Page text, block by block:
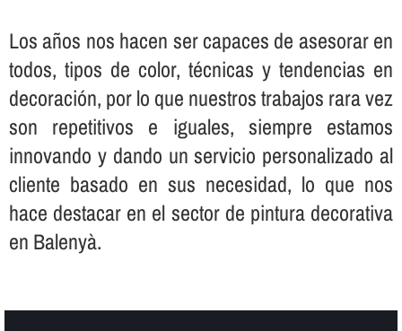
Los años nos hacen ser capaces de asesorar en
todos, tipos de color, técnicas y tendencias en
decoración, por lo que nuestros trabajos rara vez
son repetitivos e iguales, siempre estamos
innovando y dando un servicio personalizado al
cliente basado en sus necesidad, lo que nos
hace destacar en el sector de pintura decorativa
en Balenyà.